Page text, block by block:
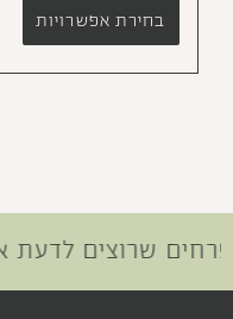
בחירת אפשרויות
שרוצים לדעת